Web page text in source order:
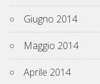
Giugno 2014
Maggio 2014
Aprile 2014